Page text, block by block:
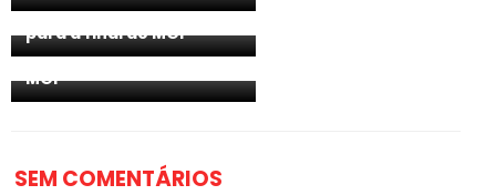
Noruega: Emmy apurada
para a final do MGP
Noruega: IMERIKA
apurada para a final do
MGP
SEM COMENTÁRIOS